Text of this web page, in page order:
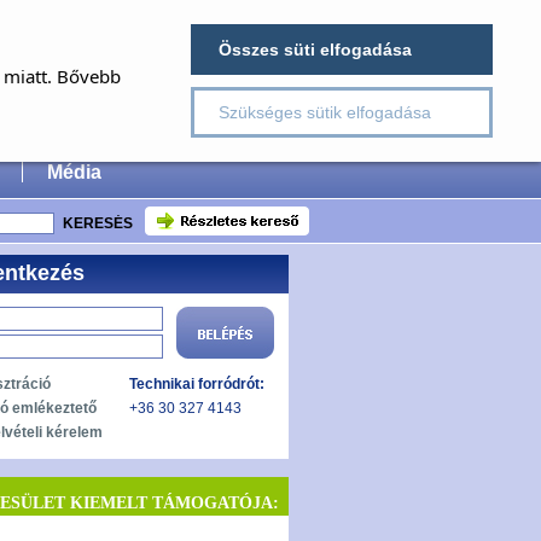
Média
×
Miklós: A hallásmegítélés
emlékeztető
kérelem
Technikai forródrót:
+36 30 327 4143
KIEMELT TÁMOGATÓJA:
Bővebb
Összes süti elfogadása
Szükséges sütik elfogadása